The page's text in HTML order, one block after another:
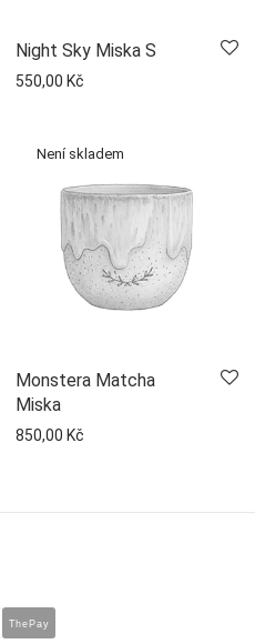
Night Sky Miska S
550,00 Kč
Monstera Matcha
Miska
850,00 Kč
ThePay